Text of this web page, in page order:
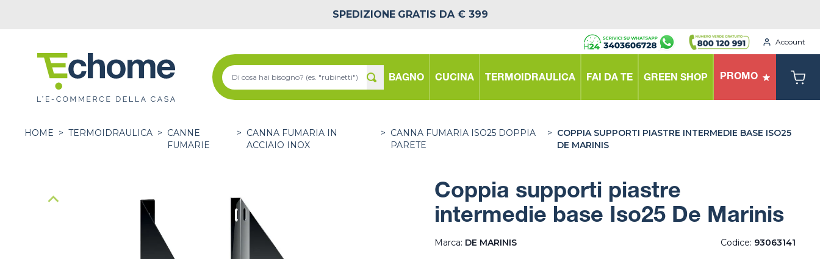
SPEDIZIONE GRATIS DA € 399
Account
BAGNO CUCINA TERMOIDRAULICA FAI DA TE GREEN SHOP PROMO
HOME > TERMOIDRAULICA > CANNE
FUMARIE
> CANNA FUMARIA IN
ACCIAIO INOX
> CANNA FUMARIA ISO25 DOPPIA
PARETE
> COPPIA SUPPORTI PIASTRE INTERMEDIE BASE ISO25
DE MARINIS
Coppia supporti piastre
intermedie base Iso25 De Marinis
Marca: DE MARINIS Codice: 93063141